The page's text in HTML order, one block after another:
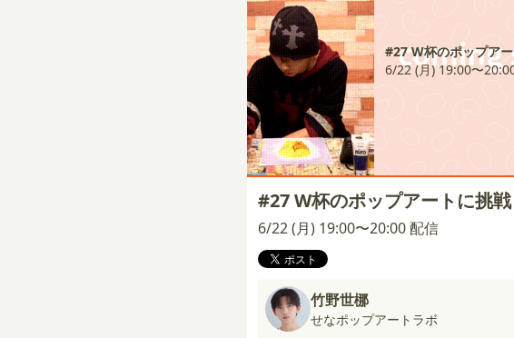
#27 W杯のポップア
6/22 (月) 19:00〜
#27 W杯のポップアートに挑戦
6/22 (月) 19:00〜20:00 配信
竹野世梛
せなポップアートラボ